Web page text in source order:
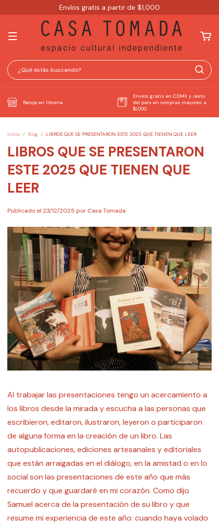
Envíos gratis a partir de $1,000
Recoje en librería
Envíos gratis en CDMX y resto
del país en compras mayores a
$1,000
Inicio / Blog / LIBROS QUE SE PRESENTARON ESTE 2025 QUE TIENEN QUE LEER
LIBROS QUE SE PRESENTARON
ESTE 2025 QUE TIENEN QUE
LEER
Publicado el 23/12/2025 por Casa Tomada
Al trabajar las presentaciones tengo un acercamiento a
los libros desde la mirada y escucha a las personas que
escribieron, editaron, ilustraron, leyeron o participaron
de alguna forma en la creación de un libro. Las
autopublicaciones, ediciones artesanales y editoriales
que están arraigadas en el diálogo, en la amistad o en lo
social son las presentaciones de este año que más
recuerdo y que guardaré en mi corazón. Como dijo
Samuel acerca de la presentación de su libro y que
resume mi experiencia de este año: cuando haya volado